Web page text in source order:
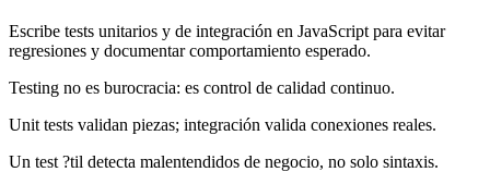
Escribe tests unitarios y de integración en JavaScript para evitar
regresiones y documentar comportamiento esperado.
Testing no es burocracia: es control de calidad continuo.
Unit tests validan piezas; integración valida conexiones reales.
Un test ?til detecta malentendidos de negocio, no solo sintaxis.